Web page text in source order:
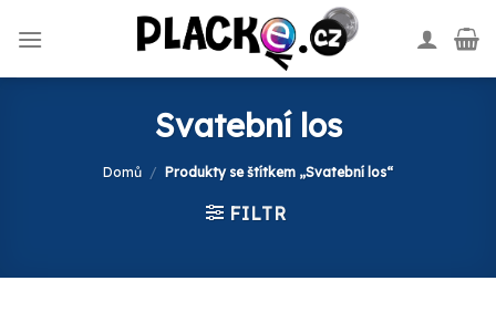
Svatební los
Domů / Produkty se štítkem „Svatební los“
FILTR